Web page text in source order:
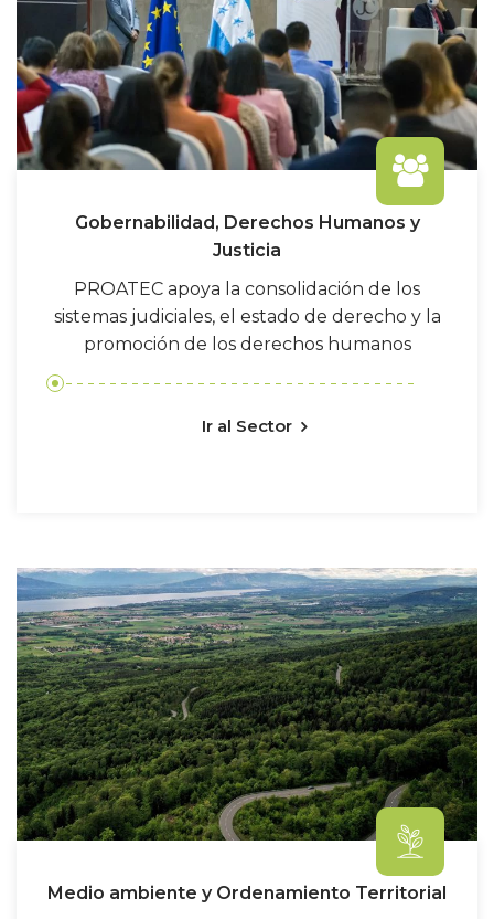
Gobernabilidad, Derechos Humanos y
Justicia
PROATEC apoya la consolidación de los
sistemas judiciales, el estado de derecho y la
promoción de los derechos humanos
Ir al Sector
Medio ambiente y Ordenamiento Territorial